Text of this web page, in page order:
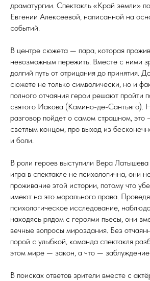
драматургии. Спектакль «Край земли»
Евгении Алексеевой, написанной на
событий.
В центре сюжета — пара, которая
невозможным пережить. Вместе с ними
долгий путь от отрицания до принятия.
сюжете не только символически, но и
полного отчаяния герои решают пройти
святого Иакова (Камино-де-Сантьяго).
разговор пойдет о самом страшном, это
светлым концом, про выход из
и боли.
В роли героев выступили Вера
игра в спектакле не психологична, они
проживание этой истории, потому что
имеют на это морального права.
психологическое исследование,
находясь рядом с героями пьесы, они
вечные вопросы мироздания. Без
порой с улыбкой, команда спектакля
этом мире — закон, а что —
В поисках ответов зрители вместе с